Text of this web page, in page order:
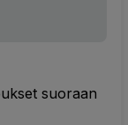
suoraan